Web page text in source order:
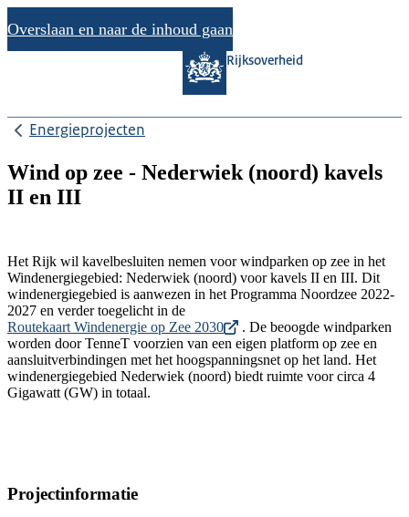
Overslaan en naar de inhoud gaan
Rijksoverheid
Energieprojecten
Wind op zee - Nederwiek (noord) kavels
II en III
Het Rijk wil kavelbesluiten nemen voor windparken op zee in het
Windenergiegebied: Nederwiek (noord) voor kavels II en III. Dit
windenergiegebied is aanwezen in het Programma Noordzee 2022-
2027 en verder toegelicht in de
Routekaart Windenergie op Zee 2030
. De beoogde windparken
worden door TenneT voorzien van een eigen platform op zee en
aansluitverbindingen met het hoogspanningsnet op het land. Het
windenergiegebied Nederwiek (noord) biedt ruimte voor circa 4
Gigawatt (GW) in totaal.
Projectinformatie